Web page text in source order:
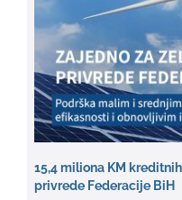
15,4 miliona KM
privrede Federacije BiH